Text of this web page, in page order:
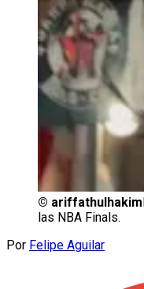
© ariffathulhakim
las NBA Finals.
Por Felipe Aguilar